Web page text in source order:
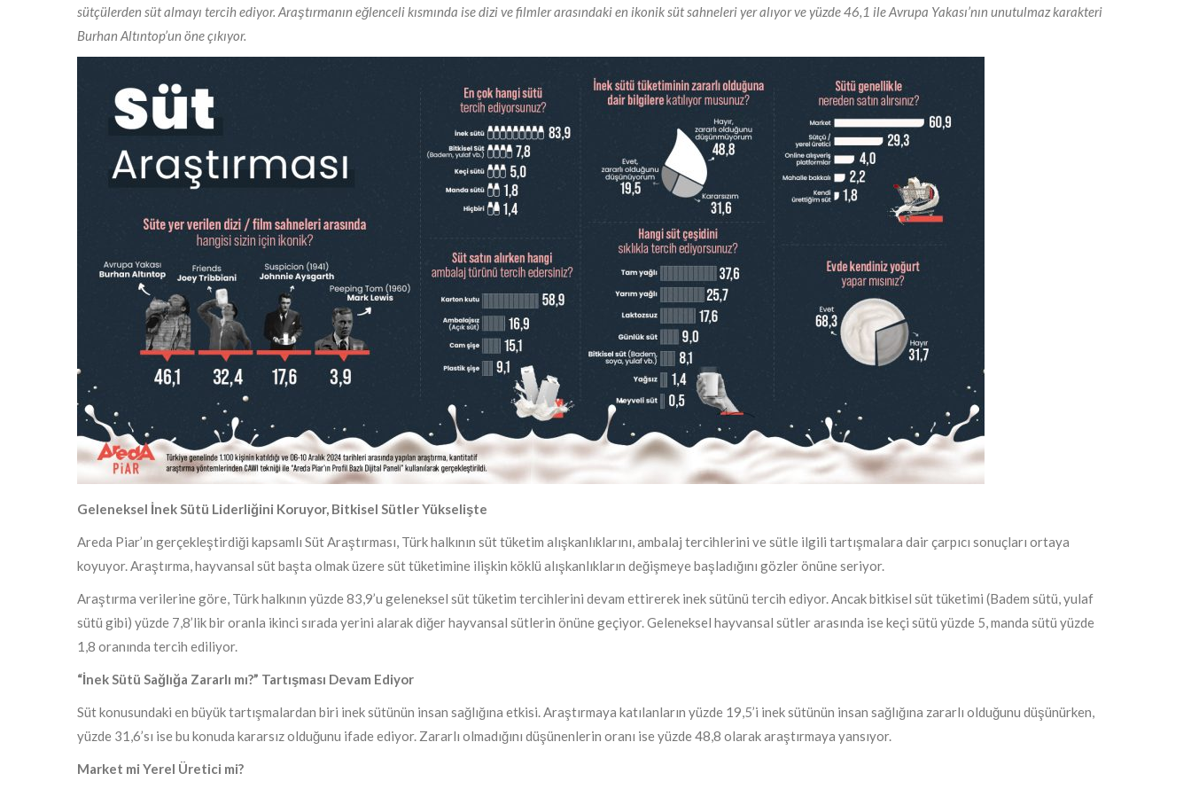
sütçülerden süt almayı tercih ediyor. Araştırmanın eğlenceli kısmında ise dizi ve filmler arasındaki en ikonik süt sahneleri yer alıyor ve yüzde 46,1 ile Avrupa Yakası’nın unutulmaz karakteri
Burhan Altıntop’un öne çıkıyor.
Geleneksel İnek Sütü Liderliğini Koruyor, Bitkisel Sütler Yükselişte
Areda Piar’ın gerçekleştirdiği kapsamlı Süt Araştırması, Türk halkının süt tüketim alışkanlıklarını, ambalaj tercihlerini ve sütle ilgili tartışmalara dair çarpıcı sonuçları ortaya
koyuyor. Araştırma, hayvansal süt başta olmak üzere süt tüketimine ilişkin köklü alışkanlıkların değişmeye başladığını gözler önüne seriyor.
Araştırma verilerine göre, Türk halkının yüzde 83,9’u geleneksel süt tüketim tercihlerini devam ettirerek inek sütünü tercih ediyor. Ancak bitkisel süt tüketimi (Badem sütü, yulaf
sütü gibi) yüzde 7,8’lik bir oranla ikinci sırada yerini alarak diğer hayvansal sütlerin önüne geçiyor. Geleneksel hayvansal sütler arasında ise keçi sütü yüzde 5, manda sütü yüzde
1,8 oranında tercih ediliyor.
“İnek Sütü Sağlığa Zararlı mı?” Tartışması Devam Ediyor
Süt konusundaki en büyük tartışmalardan biri inek sütünün insan sağlığına etkisi. Araştırmaya katılanların yüzde 19,5’i inek sütünün insan sağlığına zararlı olduğunu düşünürken,
yüzde 31,6’sı ise bu konuda kararsız olduğunu ifade ediyor. Zararlı olmadığını düşünenlerin oranı ise yüzde 48,8 olarak araştırmaya yansıyor.
Market mi Yerel Üretici mi?